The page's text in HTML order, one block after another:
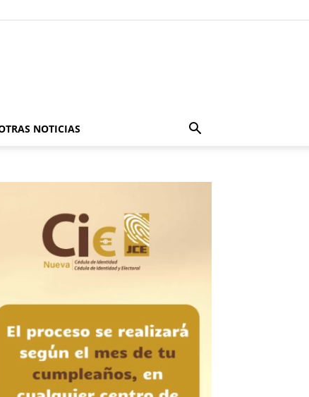
NOTICIAS